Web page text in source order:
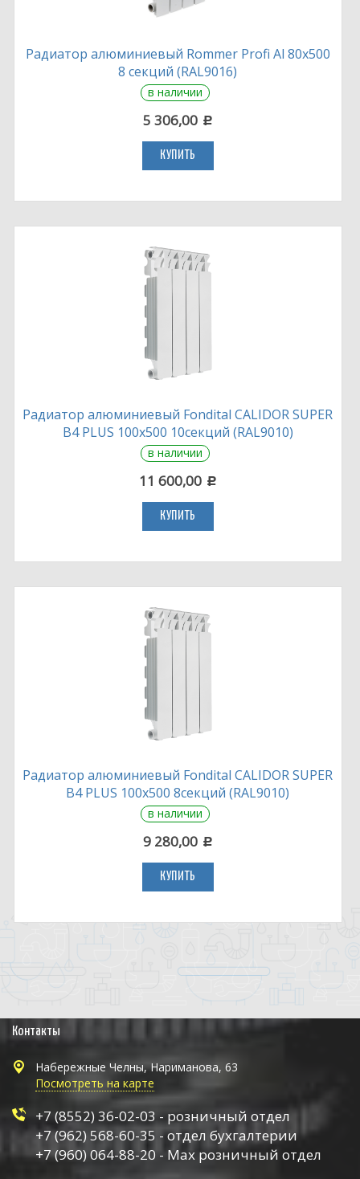
Радиатор алюминиевый Rommer Profi Al 80х500
8 секций (RAL9016)
в наличии
5 306,00 c
КУПИТЬ
Радиатор алюминиевый Fondital CALIDOR SUPER
B4 PLUS 100х500 10секций (RAL9010)
в наличии
11 600,00 c
КУПИТЬ
Радиатор алюминиевый Fondital CALIDOR SUPER
B4 PLUS 100х500 8секций (RAL9010)
в наличии
9 280,00 c
КУПИТЬ
Контакты
Набережные Челны, Нариманова, 63
Посмотреть на карте
+7 (8552) 36-02-03 - розничный отдел
+7 (962) 568-60-35 - отдел бухгалтерии
+7 (960) 064-88-20 - Max розничный отдел